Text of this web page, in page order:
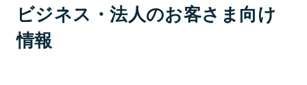
ビジネス・法人のお客さま向け
情報